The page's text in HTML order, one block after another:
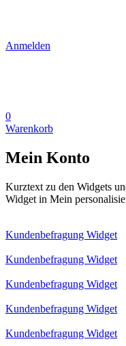
Anmelden
0
Warenkorb
Mein Konto
Kurztext zu den Widgets
Widget in Mein
Kundenbefragung Widget
Kundenbefragung Widget
Kundenbefragung Widget
Kundenbefragung Widget
Kundenbefragung Widget